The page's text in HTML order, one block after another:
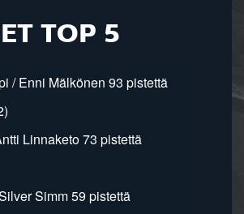
TOP 5
/ Enni Mälkönen 93 pistettä
Linnaketo 73 pistettä
Simm 59 pistettä